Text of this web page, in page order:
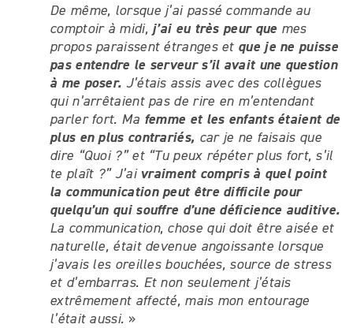
De même, lorsque j’ai passé commande au
comptoir à midi, j’ai eu très peur que mes
propos paraissent étranges et que je ne puisse
pas entendre le serveur s’il avait une question
à me poser. J’étais assis avec des collègues
qui n’arrêtaient pas de rire en m’entendant
parler fort. Ma femme et les enfants étaient de
plus en plus contrariés, car je ne faisais que
dire “Quoi ?” et “Tu peux répéter plus fort, s’il
te plaît ?” J’aivraiment compris à quel point
la communication peut être difficile pour
quelqu’un qui souffre d’une déficience auditive.
La communication, chose qui doit être aisée et
naturelle, était devenue angoissante lorsque
j’avais les oreilles bouchées, source de stress
et d’embarras. Et non seulement j’étais
extrêmement affecté, mais mon entourage
l’était aussi. »